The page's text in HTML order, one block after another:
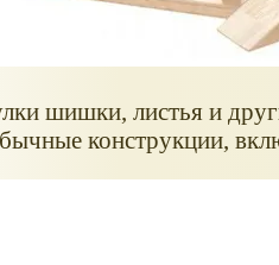
шишки, листья и
конструкции,